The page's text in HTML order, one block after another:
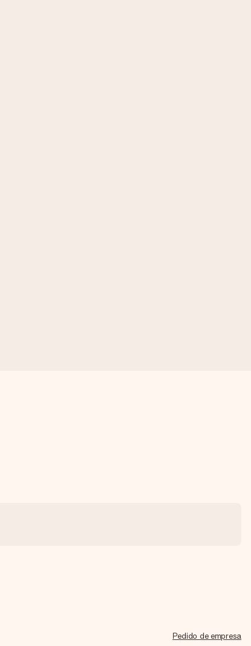
Pedido de empresa